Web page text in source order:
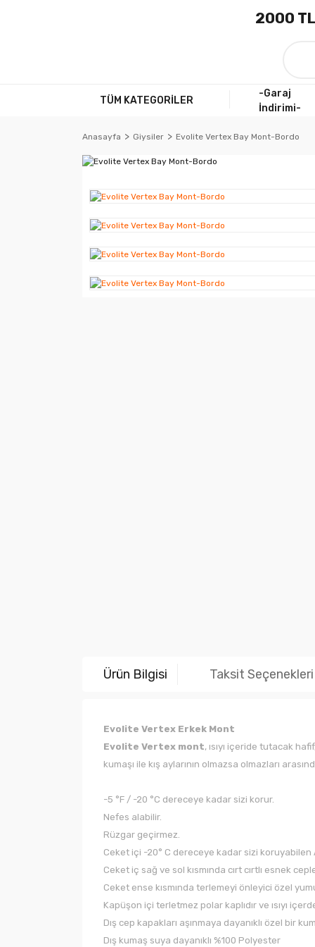
2000 TL
TÜM KATEGORİLER
-Garaj
İndirimi-
Anasayfa Giysiler Evolite Vertex Bay Mont-Bordo
Ürün Bilgisi Taksit Seçenekleri
Evolite Vertex Erkek Mont
Evolite Vertex mont, ısıyı içeride tutacak
kumaşı ile kış aylarının olmazsa olmazları
-5 °F / -20 °C dereceye kadar sizi korur.
Nefes alabilir.
Rüzgar geçirmez.
Ceket içi -20° C dereceye kadar sizi koruyabilen
Ceket iç sağ ve sol kısmında cırt cırtlı esnek
Ceket ense kısmında terlemeyi önleyici özel
Kapüşon içi terletmez polar kaplıdır ve ısıyı
Dış cep kapakları aşınmaya dayanıklı özel bir
Dış kumaş suya dayanıklı %100 Polyester